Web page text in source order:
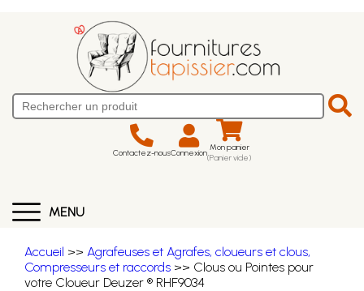
Contactez-nousConnexion Mon panier
(Panier vide)
MENU
Accueil >> Agrafeuses et Agrafes, cloueurs et clous,
Compresseurs et raccords >> Clous ou Pointes pour
votre Cloueur Deuzer ® RHF9034